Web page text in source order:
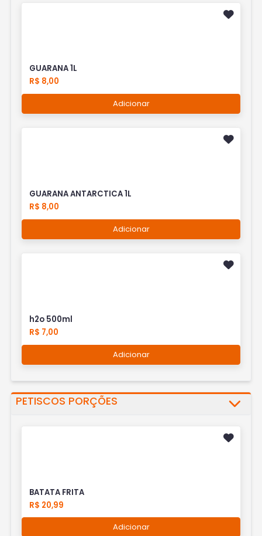
GUARANA 1L
R$ 8,00
Adicionar
GUARANA ANTARCTICA 1L
R$ 8,00
Adicionar
h2o 500ml
R$ 7,00
Adicionar
PETISCOS PORÇÕES
BATATA FRITA
R$ 20,99
Adicionar